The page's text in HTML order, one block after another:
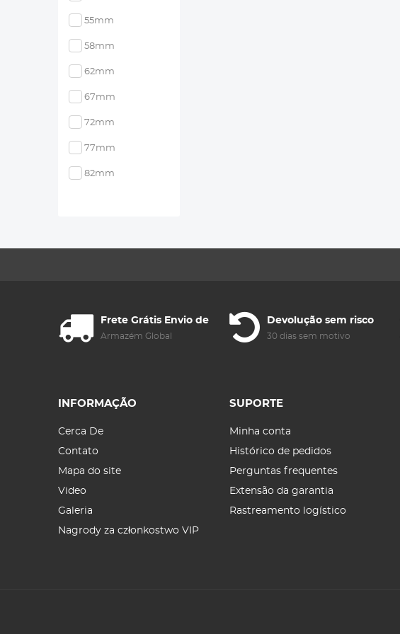
55mm
58mm
62mm
67mm
72mm
77mm
82mm
Frete Grátis Envio de
Armazém Global
Devolução sem risco
30 dias sem motivo
INFORMAÇÃO
Cerca De
Contato
Mapa do site
Video
Galeria
Nagrody za członkostwo VIP
SUPORTE
Minha conta
Histórico de pedidos
Perguntas frequentes
Extensão da garantia
Rastreamento logístico